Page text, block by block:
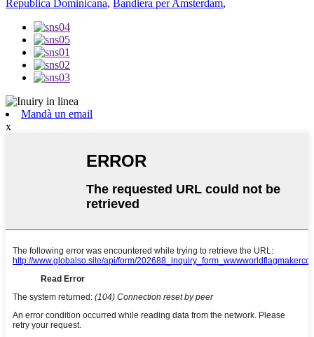
Republica Dominicana, Bandiera per Amsterdam,
Mandà un email
x